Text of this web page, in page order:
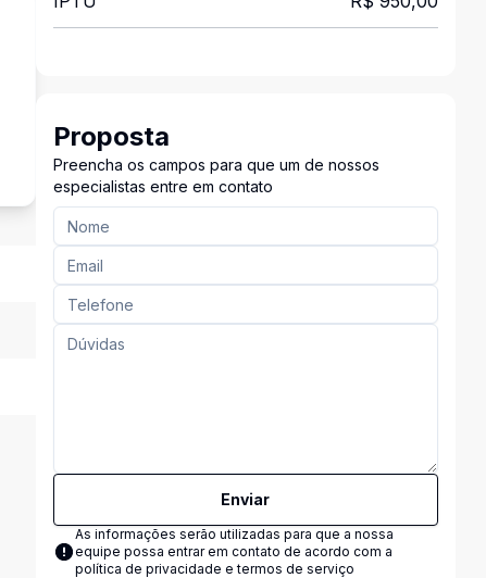
Proposta
Preencha os campos para que um de nossos
especialistas entre em contato
Enviar
As informações serão utilizadas para que a nossa
equipe possa entrar em contato de acordo com a
política de privacidade e termos de serviço